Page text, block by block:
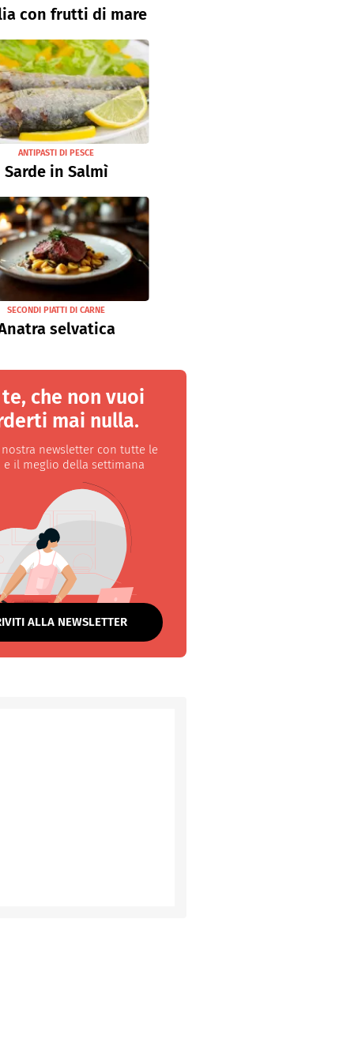
con frutti di mare
ANTIPASTI DI PESCE
Sarde in Salmì
SECONDI PIATTI DI CARNE
selvatica
che non vuoi
mai nulla.
nostra newsletter con tutte le
e il meglio della settimana
ALLA NEWSLETTER